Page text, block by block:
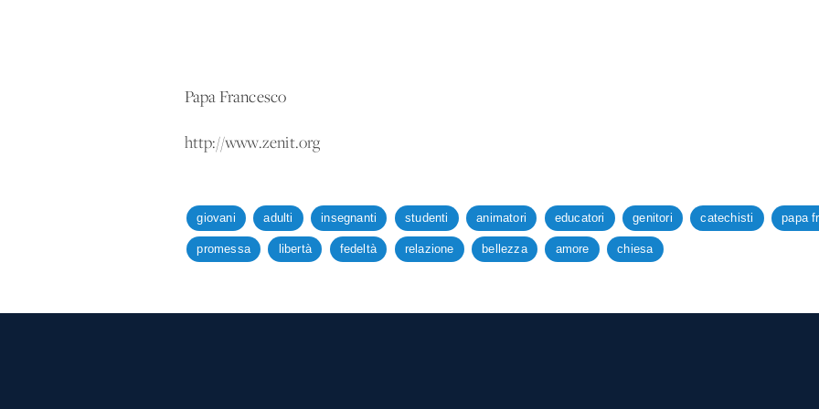
Papa Francesco
http://www.zenit.org
giovani adulti insegnanti studenti animatori educatori genitori catechisti papa
promessa libertà fedeltà relazione bellezza amore chiesa